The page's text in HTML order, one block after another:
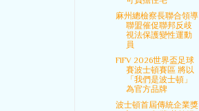
麻州總檢察長聯合領導
聯盟催促聯邦反歧
視法保護變性運動
員
FIFV 2026世界盃足球
賽波士頓賽區 將以
「我們是波士頓」
為官方品牌
波士頓首屆傳統企業獎